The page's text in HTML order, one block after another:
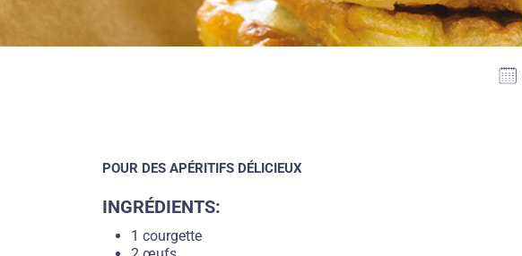
POUR DES APÉRITIFS DÉLICIEUX
INGRÉDIENTS:
1 courgette